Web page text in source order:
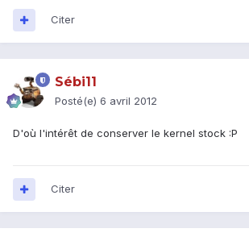
Citer
Sébi11
Posté(e) 6 avril 2012
D'où l'intérêt de conserver le kernel stock :P
Citer